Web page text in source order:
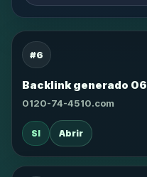
#6
Backlink generado 06
0120-74-4510.com
SI Abrir